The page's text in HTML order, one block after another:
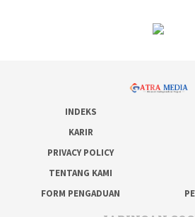
INDEKS
KARIR
PRIVACY POLICY
TENTANG KAMI
FORM PENGADUAN